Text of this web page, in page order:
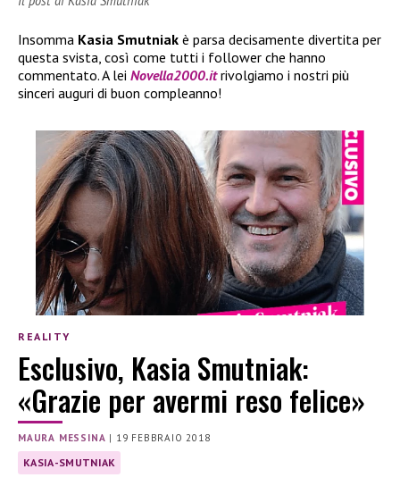
Insomma Kasia Smutniak è parsa decisamente divertita per
questa svista, così come tutti i follower che hanno
commentato. A lei Novella2000.itrivolgiamo i nostri più
sinceri auguri di buon compleanno!
REALITY
Esclusivo, Kasia Smutniak:
«Grazie per avermi reso felice»
MAURA MESSINA | 19 FEBBRAIO 2018
KASIA-SMUTNIAK